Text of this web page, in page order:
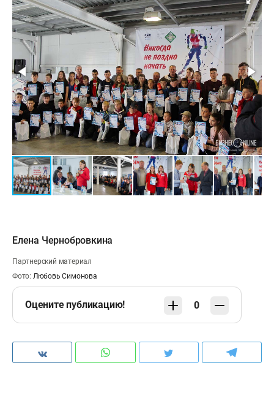
Елена Чернобровкина
Партнерский материал
Фото: Любовь Симонова
Оцените публикацию! 0